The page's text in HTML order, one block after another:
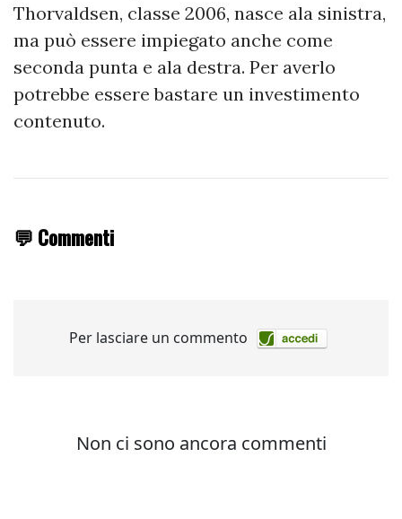
Thorvaldsen, classe 2006, nasce ala sinistra,
ma può essere impiegato anche come
seconda punta e ala destra. Per averlo
potrebbe essere bastare un investimento
contenuto.
💬 Commenti